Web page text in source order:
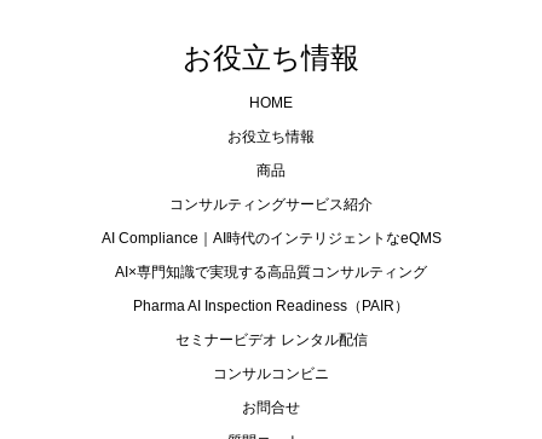
お役立ち情報
HOME
お役立ち情報
商品
コンサルティングサービス紹介
AI Compliance｜AI時代のインテリジェントなeQMS
AI×専門知識で実現する高品質コンサルティング
Pharma AI Inspection Readiness（PAIR）
セミナービデオ レンタル配信
コンサルコンビニ
お問合せ